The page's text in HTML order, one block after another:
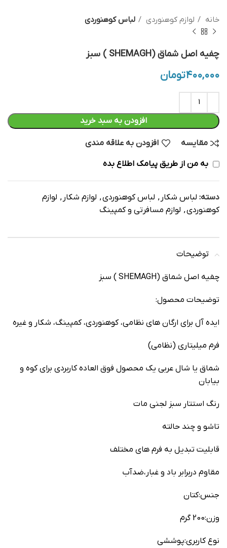
خانه لوازم کوهنوردی لباس کوهنوردی
چفیه اصل شماق (SHEMAGH ) سبز
۴۰۰,۰۰۰تومان
افزودن به سبد خرید
مقایسه افزودن به علاقه مندی
به من از طریق پیامک اطلاع بده
دسته: لباس شکار , لباس کوهنوردی, لوازم شکار , لوازم
کوهنوردی, لوازم مسافرتی و کمپینگ
توضیحات
چفیه اصل شماق (SHEMAGH ) سبز
توضيحات محصول:
ايده آل براي ارگان های نظامی، کوهنوردی، کمپينگ، شکار و غیره
فرم میلیتاری (نظامی)
شماق یا شال عربی یک محصول فوق العاده کاربردی برای کوه و
بیابان
رنگ استتار سبز لجنی مات
تاشو و چند حالته
قابلیت تبدیل به فرم های مختلف
مقاوم دربرابر باد و غبار،ضدآب
جنس:کتان
وزن:200 گرم
نوع کاربری:پوششی